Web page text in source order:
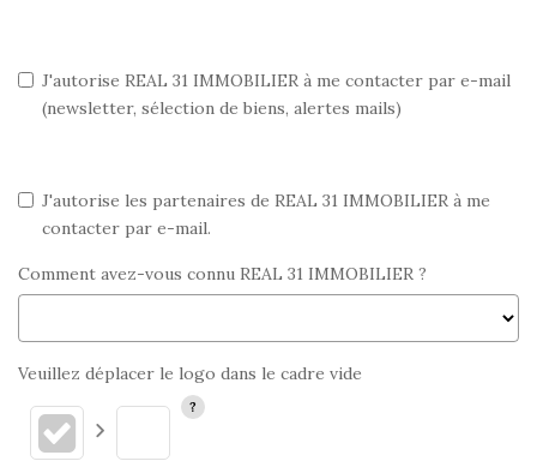
J'autorise REAL 31 IMMOBILIER à me contacter par e-mail
(newsletter, sélection de biens, alertes mails)
J'autorise les partenaires de REAL 31 IMMOBILIER à me
contacter par e-mail.
Comment avez-vous connu REAL 31 IMMOBILIER ?
Veuillez déplacer le logo dans le cadre vide